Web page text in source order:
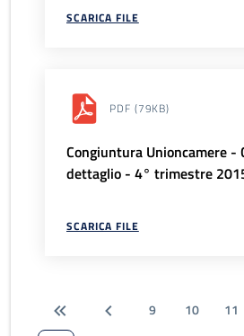
SCARICA FILE
PDF (79KB)
Congiuntura Unioncamere -
dettaglio - 4° trimestre
SCARICA FILE
9 10 11